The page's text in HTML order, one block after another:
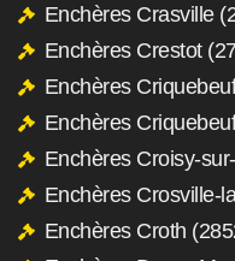
Enchères Crasville
Enchères Crestot
Enchères
Enchères
Enchères Croisy-
Enchères Crosville-
Enchères Croth